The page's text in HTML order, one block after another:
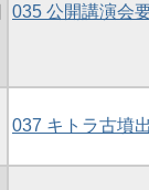
035 公開講演会
037 キトラ古墳